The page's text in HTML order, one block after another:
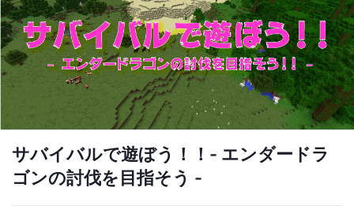
サバイバルで遊ぼう！！- エンダードラ
ゴンの討伐を目指そう -